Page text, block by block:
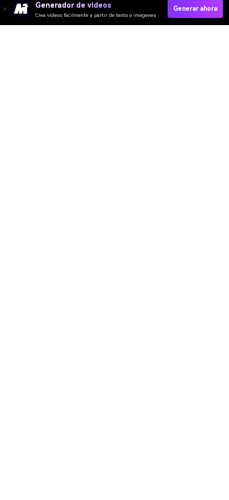
Generador de videos
Crea videos fácilmente a partir de texto o imágenes
Generar ahora